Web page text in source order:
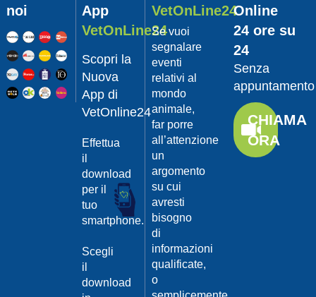
Dott.
Felici
Manuel
Guarda
il video
da
Dott.
Felici
noi
App
VetOnLine24
Scopri la
Nuova
App di
VetOnline24
Effettua
il
download
per il
tuo
smartphone.
Scegli
il
download
VetOnLine24
Se vuoi
segnalare
eventi
relativi al
mondo
animale,
far porre
all’attenzione
un
argomento
su cui
avresti
bisogno
di
informazioni
qualificate,
o
Online
24 ore su
24
Senza
appuntamento
CHIAMA
ORA